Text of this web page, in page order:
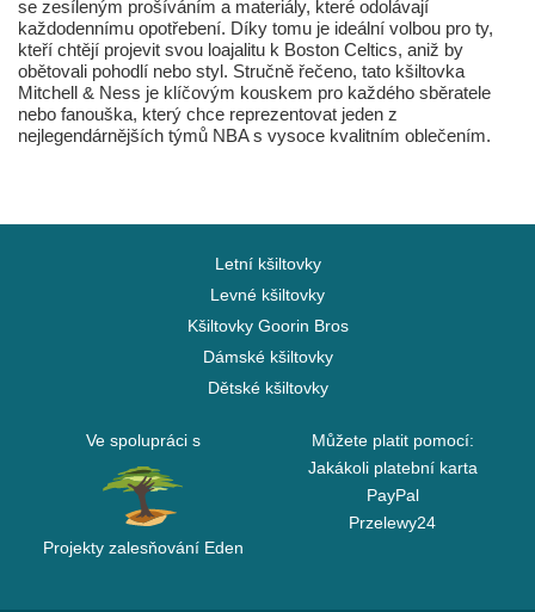
se zesíleným prošíváním a materiály, které odolávají
každodennímu opotřebení. Díky tomu je ideální volbou pro ty,
kteří chtějí projevit svou loajalitu k Boston Celtics, aniž by
obětovali pohodlí nebo styl. Stručně řečeno, tato kšiltovka
Mitchell & Ness je klíčovým kouskem pro každého sběratele
nebo fanouška, který chce reprezentovat jeden z
nejlegendárnějších týmů NBA s vysoce kvalitním oblečením.
Letní kšiltovky
Levné kšiltovky
Kšiltovky Goorin Bros
Dámské kšiltovky
Dětské kšiltovky
Ve spolupráci s
Projekty zalesňování Eden
Můžete platit pomocí:
Jakákoli platební karta
PayPal
Przelewy24